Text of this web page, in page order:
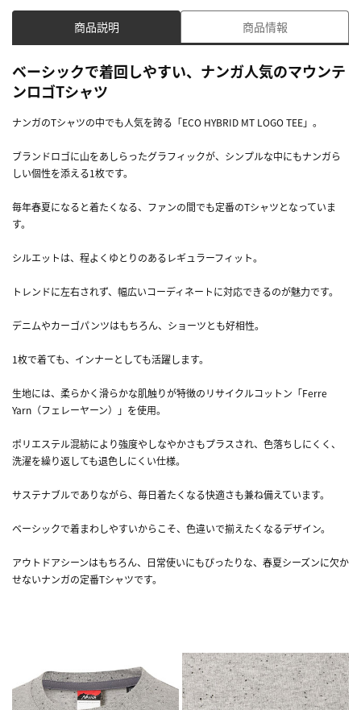
商品説明 商品情報
ベーシックで着回しやすい、ナンガ人気のマウンテ
ンロゴTシャツ
ナンガのTシャツの中でも人気を誇る「ECO HYBRID MT LOGO TEE」。
ブランドロゴに山をあしらったグラフィックが、シンプルな中にもナンガら
しい個性を添える1枚です。
毎年春夏になると着たくなる、ファンの間でも定番のTシャツとなっていま
す。
シルエットは、程よくゆとりのあるレギュラーフィット。
トレンドに左右されず、幅広いコーディネートに対応できるのが魅力です。
デニムやカーゴパンツはもちろん、ショーツとも好相性。
1枚で着ても、インナーとしても活躍します。
生地には、柔らかく滑らかな肌触りが特徴のリサイクルコットン「Ferre
Yarn（フェレーヤーン）」を使用。
ポリエステル混紡により強度やしなやかさもプラスされ、色落ちしにくく、
洗濯を繰り返しても退色しにくい仕様。
サステナブルでありながら、毎日着たくなる快適さも兼ね備えています。
ベーシックで着まわしやすいからこそ、色違いで揃えたくなるデザイン。
アウトドアシーンはもちろん、日常使いにもぴったりな、春夏シーズンに欠か
せないナンガの定番Tシャツです。